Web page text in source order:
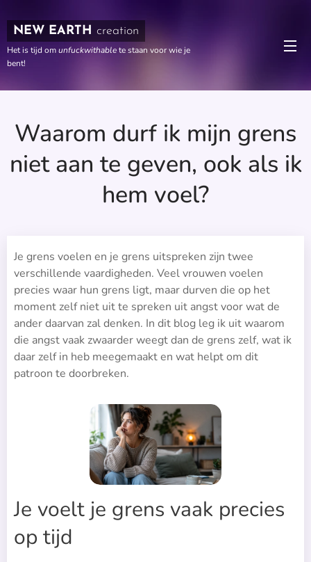
NEW EARTH creation
Het is tijd omunfuckwithablete staan voor wie je
bent!
Waarom durf ik mijn grens
niet aan te geven, ook als ik
hem voel?
Je grens voelen en je grens uitspreken zijn twee
verschillende vaardigheden. Veel vrouwen voelen
precies waar hun grens ligt, maar durven die op het
moment zelf niet uit te spreken uit angst voor wat de
ander daarvan zal denken. In dit blog leg ik uit waarom
die angst vaak zwaarder weegt dan de grens zelf, wat ik
daar zelf in heb meegemaakt en wat helpt om dit
patroon te doorbreken.
Je voelt je grens vaak precies
op tijd